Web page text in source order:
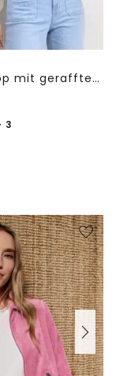
Blusentop mit gerafftem Rundhals
3